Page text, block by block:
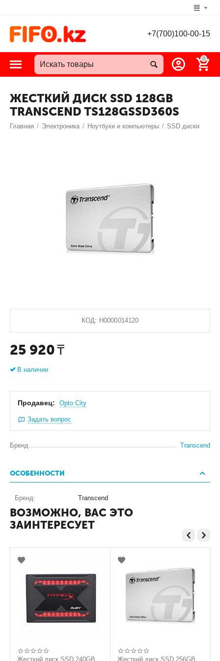
+7(700)100-00-15
0
ЖЕСТКИЙ ДИСК SSD 128GB
TRANSCEND TS128GSSD360S
Главная / Электроника / Ноутбуки и компьютеры / SSD диски
КОД: Н0000014120
25 920 ₸
В наличии
Продавец: Оpto City
Задать вопрос
Бренд Transcend
ОСОБЕННОСТИ
Бренд: Transcend
ВОЗМОЖНО, ВАС ЭТО
ЗАИНТЕРЕСУЕТ
Жесткий диск SSD 240GB Жесткий диск SSD 256GB